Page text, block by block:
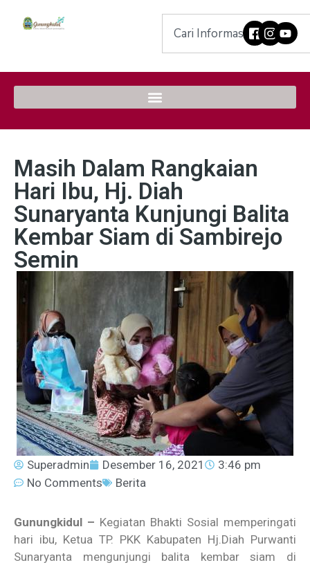
Masih Dalam Rangkaian
Hari Ibu, Hj. Diah
Sunaryanta Kunjungi Balita
Kembar Siam di Sambirejo
Semin
Superadmin Desember 16, 2021
3:46 pm
No Comments
Berita
Gunungkidul – Kegiatan Bhakti Sosial memperingati
hari ibu, Ketua TP. PKK Kabupaten Hj.Diah Purwanti
Sunaryanta mengunjungi balita kembar siam di